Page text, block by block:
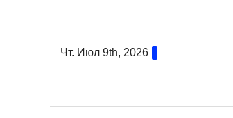
содержаниюЧт. Июл 9th, 2026